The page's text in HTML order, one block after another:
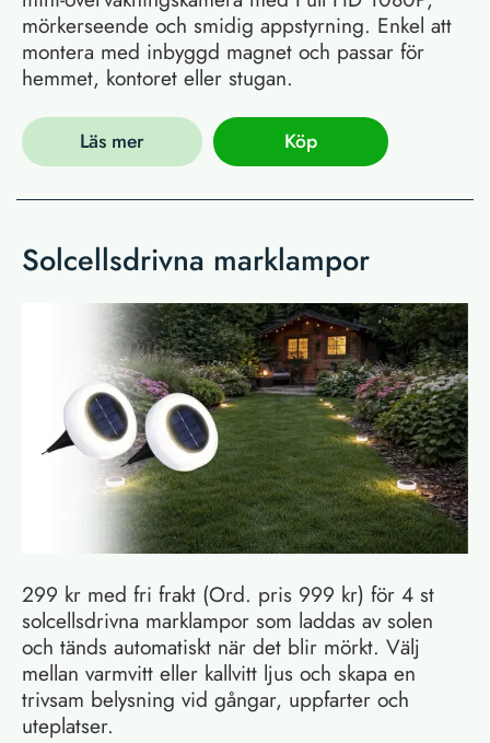
mörkerseende och smidig appstyrning. Enkel att
montera med inbyggd magnet och passar för
hemmet, kontoret eller stugan.
Läs mer Köp
Solcellsdrivna marklampor
299 kr med fri frakt (Ord. pris 999 kr) för 4 st
solcellsdrivna marklampor som laddas av solen
och tänds automatiskt när det blir mörkt. Välj
mellan varmvitt eller kallvitt ljus och skapa en
trivsam belysning vid gångar, uppfarter och
uteplatser.